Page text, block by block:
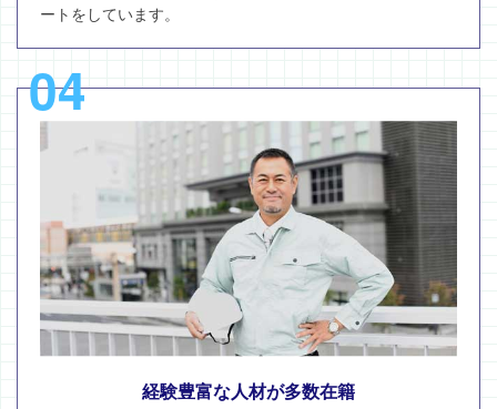
ートをしています。
04
経験豊富な人材が多数在籍